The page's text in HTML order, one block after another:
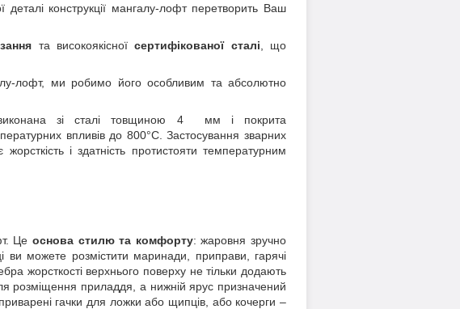
конструкції мангалу-лофт перетворить Ваш
та високоякісноїсертифікованої сталі , що
лофт, ми робимо його особливим та абсолютно
зі сталі товщиною 4 мм і покрита
впливів до 800°C. Застосування зварних
і здатність протистояти температурним
Це основа стилю та комфорту: жаровня зручно
ви можете розмістити маринади, приправи, гарячі
жорсткості верхнього поверху не тільки додають
розміщення приладдя, а нижній ярус призначений
гачки для ложки або щипців, або кочерги –